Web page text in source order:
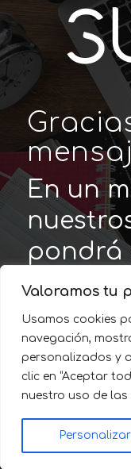
Valoramos tu
Usamos cookies
navegación,
personalizados y
clic en “Aceptar
nuestro uso de las
Personalizar
En un
pondrá